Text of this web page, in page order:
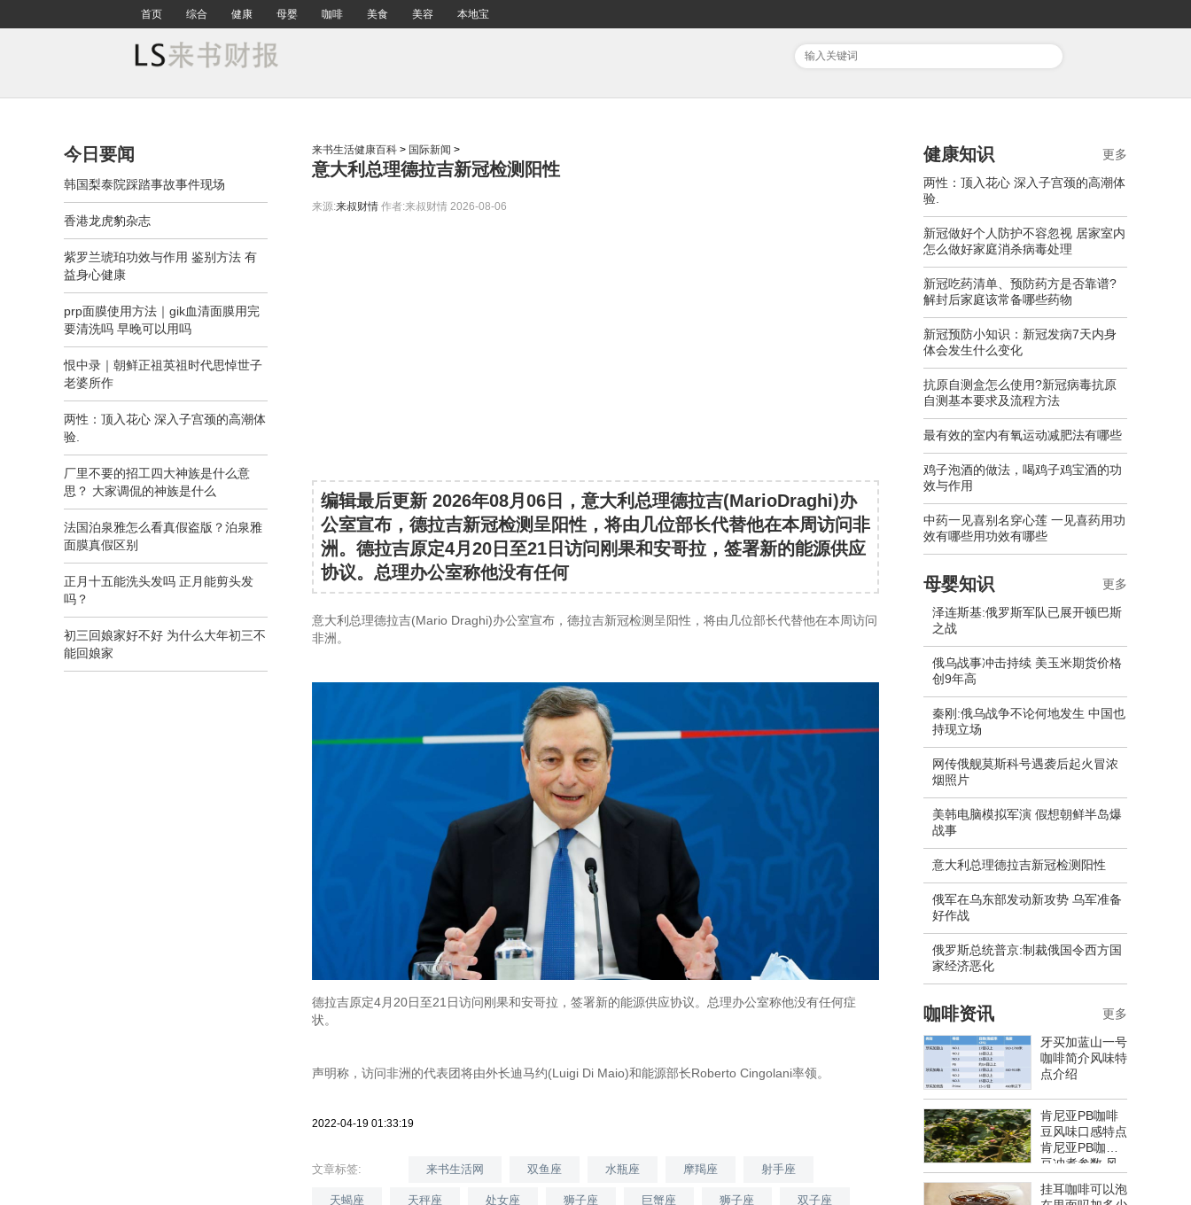
首页 综合 健康 母婴 咖啡 美食 美容 本地宝
今日要闻
韩国梨泰院踩踏事故事件现场
香港龙虎豹杂志
紫罗兰琥珀功效与作用 鉴别方法 有
益身心健康
prp面膜使用方法｜gik血清面膜用完
要清洗吗 早晚可以用吗
恨中录｜朝鲜正祖英祖时代思悼世子
老婆所作
两性：顶入花心 深入子宫颈的高潮体
验.
厂里不要的招工四大神族是什么意
思？ 大家调侃的神族是什么
法国泊泉雅怎么看真假盗版？泊泉雅
面膜真假区别
正月十五能洗头发吗 正月能剪头发
吗？
初三回娘家好不好 为什么大年初三不
能回娘家
来书生活健康百科 > 国际新闻 >
意大利总理德拉吉新冠检测阳性
来源:来叔财情 作者:来叔财情 2026-08-06
编辑最后更新 2026年08月06日，意大利总理德拉吉(MarioDraghi)办
公室宣布，德拉吉新冠检测呈阳性，将由几位部长代替他在本周访问非
洲。德拉吉原定4月20日至21日访问刚果和安哥拉，签署新的能源供应
协议。总理办公室称他没有任何
意大利总理德拉吉(Mario Draghi)办公室宣布，德拉吉新冠检测呈阳性，将由几位部长代替他在本周访问
非洲。
德拉吉原定4月20日至21日访问刚果和安哥拉，签署新的能源供应协议。总理办公室称他没有任何症
状。
声明称，访问非洲的代表团将由外长迪马约(Luigi Di Maio)和能源部长Roberto Cingolani率领。
2022-04-19 01:33:19
文章标签: 来书生活网 双鱼座 水瓶座 摩羯座 射手座
天蝎座 天秤座 处女座 狮子座 巨蟹座 狮子座 双子座
健康知识
两性：顶入花心 深入子宫颈的高潮体
验.
新冠做好个人防护不容忽视 居家室内
怎么做好家庭消杀病毒处理
新冠吃药清单、预防药方是否靠谱?
解封后家庭该常备哪些药物
新冠预防小知识：新冠发病7天内身
体会发生什么变化
抗原自测盒怎么使用?新冠病毒抗原
自测基本要求及流程方法
最有效的室内有氧运动减肥法有哪些
鸡子泡酒的做法，喝鸡子鸡宝酒的功
效与作用
中药一见喜别名穿心莲 一见喜药用功
效有哪些用功效有哪些
更多
母婴知识
泽连斯基:俄罗斯军队已展开顿巴斯
之战
俄乌战事冲击持续 美玉米期货价格
创9年高
秦刚:俄乌战争不论何地发生 中国也
持现立场
网传俄舰莫斯科号遇袭后起火冒浓
烟照片
美韩电脑模拟军演 假想朝鲜半岛爆
战事
意大利总理德拉吉新冠检测阳性
俄军在乌东部发动新攻势 乌军准备
好作战
​俄罗斯总统普京:制裁俄国令西方国
家经济恶化
更多
咖啡资讯
牙买加蓝山一号
咖啡简介风味特
点介绍
肯尼亚PB咖啡
豆风味口感特点
肯尼亚PB咖啡
豆冲煮参数 风
挂耳咖啡可以泡
更多